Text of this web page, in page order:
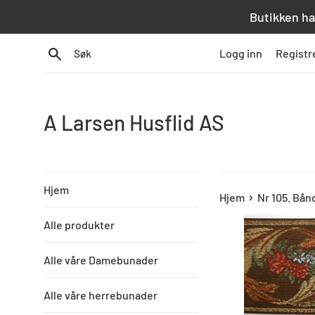
Butikken
Søk Logg inn
A Larsen Husflid AS
Hjem
Alle produkter
Alle våre Damebunader
Alle våre herrebunader
Hjem › Nr 105.